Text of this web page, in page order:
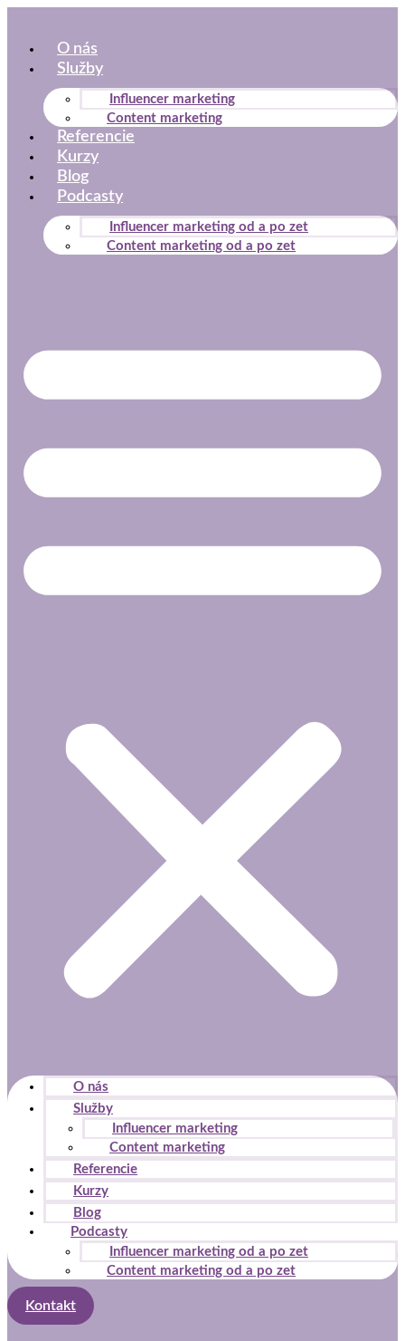
obsah
O nás
Služby
Influencer marketing
Content marketing
Referencie
Kurzy
Blog
Podcasty
Influencer marketing od a po zet
Content marketing od a po zet
O nás
Služby
Influencer marketing
Content marketing
Referencie
Kurzy
Blog
Podcasty
Influencer marketing od a po zet
Content marketing od a po zet
Kontakt